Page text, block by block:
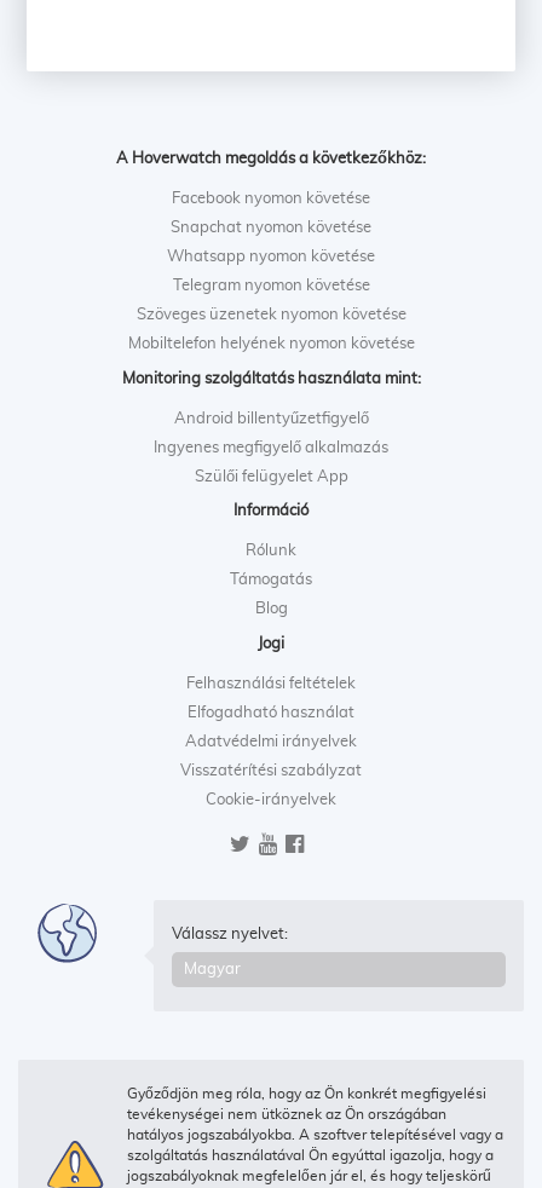
A Hoverwatch megoldás a következőkhöz:
Facebook nyomon követése
Snapchat nyomon követése
Whatsapp nyomon követése
Telegram nyomon követése
Szöveges üzenetek nyomon követése
Mobiltelefon helyének nyomon követése
Monitoring szolgáltatás használata mint:
Android billentyűzetfigyelő
Ingyenes megfigyelő alkalmazás
Szülői felügyelet App
Információ
Rólunk
Támogatás
Blog
Jogi
Felhasználási feltételek
Elfogadható használat
Adatvédelmi irányelvek
Visszatérítési szabályzat
Cookie-irányelvek
Válassz nyelvet:
Győződjön meg róla, hogy az Ön konkrét megfigyelési
tevékenységei nem ütköznek az Ön országában
hatályos jogszabályokba. A szoftver telepítésével vagy a
szolgáltatás használatával Ön egyúttal igazolja, hogy a
jogszabályoknak megfelelően jár el, és hogy teljeskörű